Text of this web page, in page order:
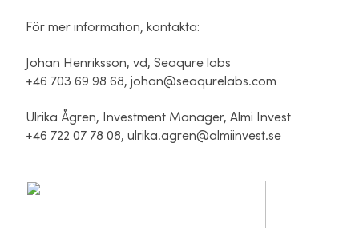
För mer information, kontakta:
Johan Henriksson, vd, Seaqure labs
+46 703 69 98 68, johan@seaqurelabs.com
Ulrika Ågren, Investment Manager, Almi Invest
+46 722 07 78 08, ulrika.agren@almiinvest.se